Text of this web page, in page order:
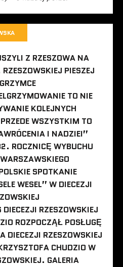
Z RZESZOWA NA
PIESZEJ
TO NIE
KOLEJNYCH
WSZYSTKIM TO
I NADZIEI”
ROCZNICĘ WYBUCHU
SPOTKANIE
WESEL” W DIECEZJI
RZESZOWSKIEJ
ROZPOCZĄŁ POSŁUGĘ
DIECEZJI RZESZOWSKIEJ
CHUDZIO W
GALERIA